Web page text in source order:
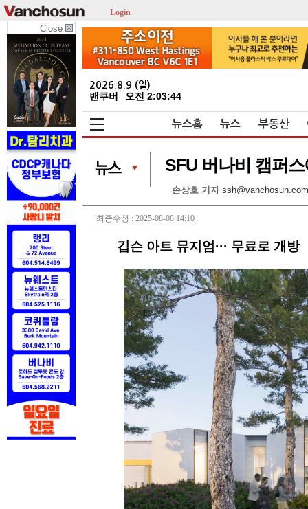
Login
Close
2026.8.9 (일)
밴쿠버 오전 2:03:44
뉴스홈 뉴스 부동산
SFU 버나비 캠퍼
손상호 기자 ssh@vanchosun.com
최종수정 : 2025-08-08 14:10
깁슨 아트 뮤지엄··· 무료로 개방